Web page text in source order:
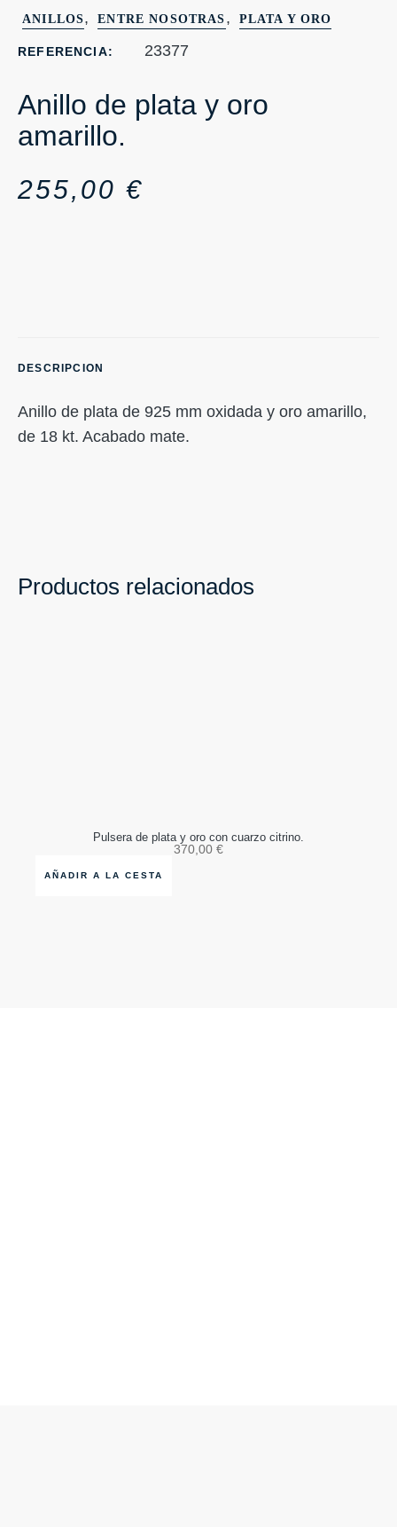
ANILLOS, ENTRE NOSOTRAS , PLATA Y ORO
REFERENCIA: 23377
Anillo de plata y oro
amarillo.
255,00 €
DESCRIPCION
Anillo de plata de 925 mm oxidada y oro amarillo,
de 18 kt. Acabado mate.
Productos relacionados
Pulsera de plata y oro con cuarzo citrino.
370,00 €
AÑADIR A LA CESTA